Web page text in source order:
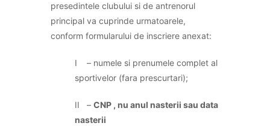
presedintele clubului si de antrenorul
principal va cuprinde urmatoarele,
conform formularului de inscriere anexat:
I – numele si prenumele complet al
sportivelor (fara prescurtari);
II – CNP , nu anul nasterii sau data
nasterii